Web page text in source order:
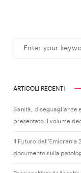
ARTICOLI RECENTI
Sanità, diseguaglianze
presentato il volume
Il Futuro dell’Emicrania
documento sulla